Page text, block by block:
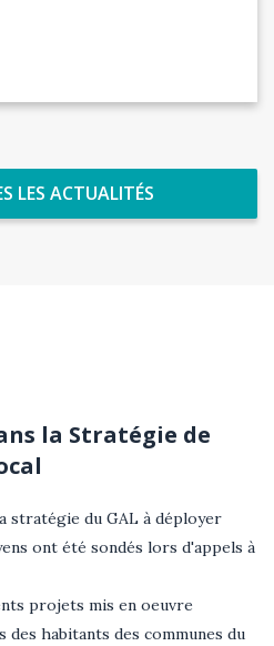
LES ACTUALITÉS
la Stratégie de
stratégie du GAL à déployer
ont été sondés lors d'appels à
projets mis en oeuvre
habitants des communes du